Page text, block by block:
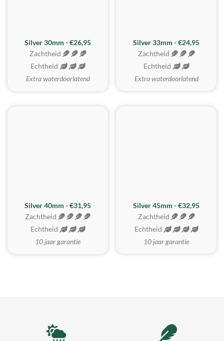
Silver 30mm - €26,95
Zachtheid
Echtheid
Extra waterdoorlatend
Silver 33mm - €24,95
Zachtheid
Echtheid
Extra waterdoorlatend
Silver 40mm - €31,95
Zachtheid
Echtheid
10 jaar garantie
MEEST GEKOZEN
Silver 45mm - €32,95
Zachtheid
Echtheid
10 jaar garantie